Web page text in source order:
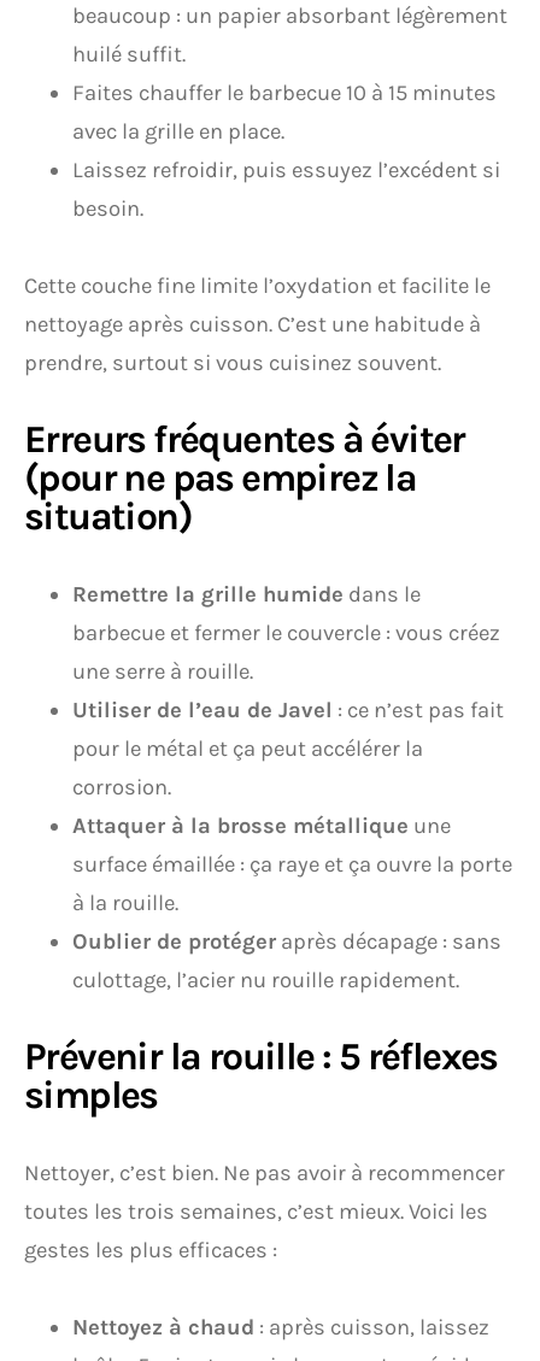
beaucoup : un papier absorbant légèrement
huilé suffit.
Faites chauffer le barbecue 10 à 15 minutes
avec la grille en place.
Laissez refroidir, puis essuyez l’excédent si
besoin.
Cette couche fine limite l’oxydation et facilite le
nettoyage après cuisson. C’est une habitude à
prendre, surtout si vous cuisinez souvent.
Erreurs fréquentes à éviter
(pour ne pas empirez la
situation)
Remettre la grille humide dans le
barbecue et fermer le couvercle : vous créez
une serre à rouille.
Utiliser de l’eau de Javel : ce n’est pas fait
pour le métal et ça peut accélérer la
corrosion.
Attaquer à la brosse métallique une
surface émaillée : ça raye et ça ouvre la porte
à la rouille.
Oublier de protéger après décapage : sans
culottage, l’acier nu rouille rapidement.
Prévenir la rouille : 5 réflexes
simples
Nettoyer, c’est bien. Ne pas avoir à recommencer
toutes les trois semaines, c’est mieux. Voici les
gestes les plus efficaces :
Nettoyez à chaud : après cuisson, laissez